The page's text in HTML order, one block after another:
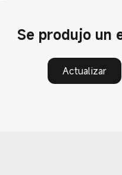
Se produjo un
Actualizar